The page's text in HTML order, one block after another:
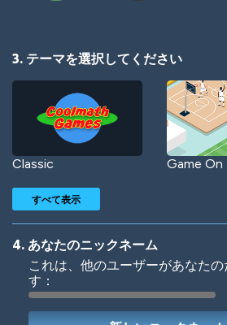
3. テーマを選択してください
Classic Game On
Woof
すべて表示
4. あなたのニックネーム
これは、他のユーザーがあなた
す：